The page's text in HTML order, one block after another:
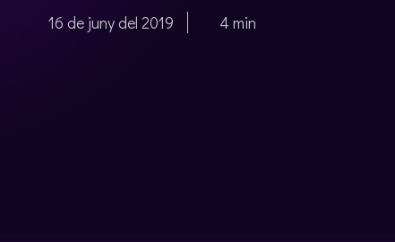
16 de juny del 2019 4 min